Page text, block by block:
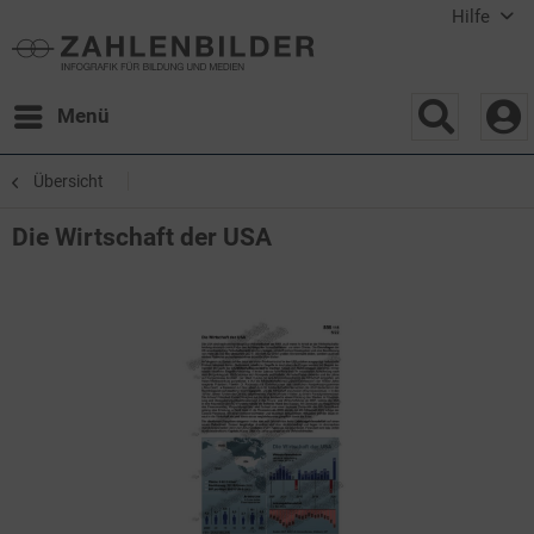
Hilfe
Menü
Übersicht
Die Wirtschaft der USA